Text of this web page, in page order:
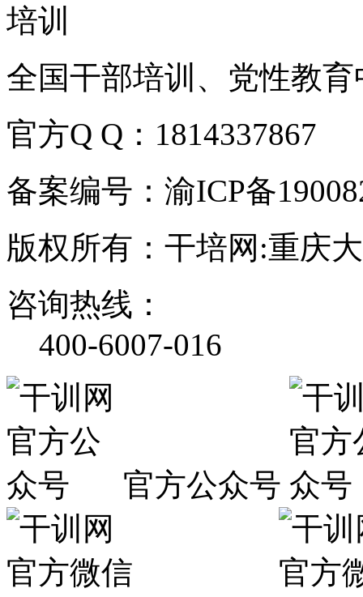
全国干部培训、党性教
官方Q Q：1814337867
备案编号：渝ICP备
版权所有：干培网:重庆
咨询热线：
400-6007-016
官方公众号